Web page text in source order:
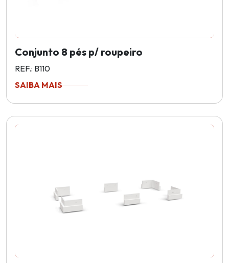
Conjunto 8 pés p/ roupeiro
REF.: B110
SAIBA MAIS